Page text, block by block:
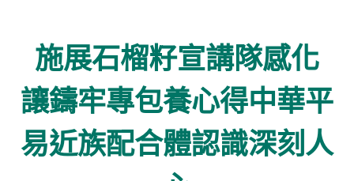
施展石榴籽宣講隊感化
讓鑄牢專包養心得中華平
易近族配合體認識深刻人